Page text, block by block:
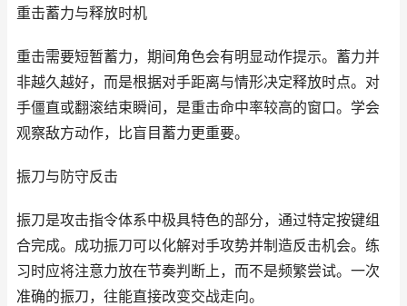
重击蓄力与释放时机
重击需要短暂蓄力，期间角色会有明显动作提示。蓄力并
非越久越好，而是根据对手距离与情形决定释放时点。对
手僵直或翻滚结束瞬间，是重击命中率较高的窗口。学会
观察敌方动作，比盲目蓄力更重要。
振刀与防守反击
振刀是攻击指令体系中极具特色的部分，通过特定按键组
合完成。成功振刀可以化解对手攻势并制造反击机会。练
习时应将注意力放在节奏判断上，而不是频繁尝试。一次
准确的振刀，往能直接改变交战走向。